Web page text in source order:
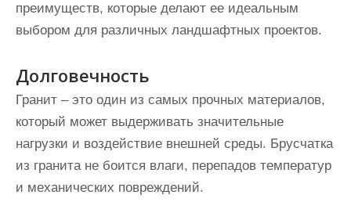
преимуществ, которые делают ее идеальным
выбором для различных ландшафтных проектов.
Долговечность
Гранит – это один из самых прочных материалов,
который может выдерживать значительные
нагрузки и воздействие внешней среды. Брусчатка
из гранита не боится влаги, перепадов температур
и механических повреждений.